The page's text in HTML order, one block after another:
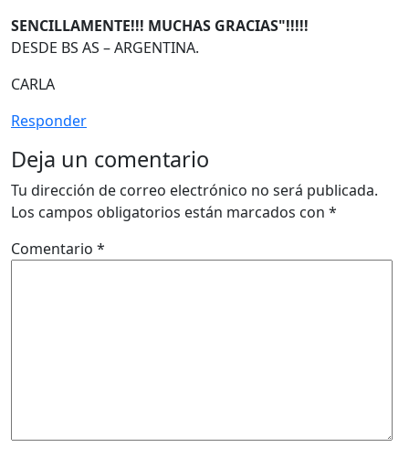
SENCILLAMENTE!!! MUCHAS GRACIAS"!!!!!
DESDE BS AS – ARGENTINA.
CARLA
Responder
Deja un comentario
Tu dirección de correo electrónico no será publicada.
Los campos obligatorios están marcados con *
Comentario *